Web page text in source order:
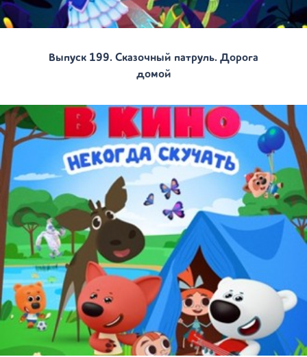
Выпуск 199. Сказочный патруль. Дорога
домой